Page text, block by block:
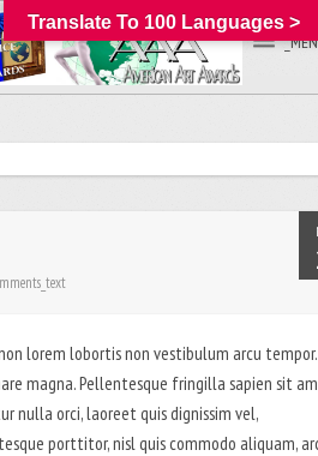
lorem lobortis non vestibulum arcu tempor.
magna. Pellentesque fringilla sapien sit
nulla orci, laoreet quis dignissim vel,
porttitor, nisl quis commodo aliquam,
Translate To 100 Languages >